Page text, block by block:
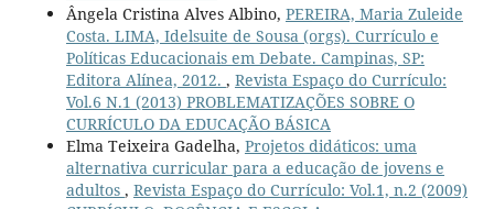
Ângela Cristina Alves Albino, PEREIRA, Maria Zuleide
Costa. LIMA, Idelsuite de Sousa (orgs). Currículo e
Políticas Educacionais em Debate. Campinas, SP:
Editora Alínea, 2012. , Revista Espaço do Currículo:
Vol.6 N.1 (2013) PROBLEMATIZAÇÕES SOBRE O
CURRÍCULO DA EDUCAÇÃO BÁSICA
Elma Teixeira Gadelha, Projetos didáticos: uma
alternativa curricular para a educação de jovens e
adultos , Revista Espaço do Currículo: Vol.1, n.2 (2009)